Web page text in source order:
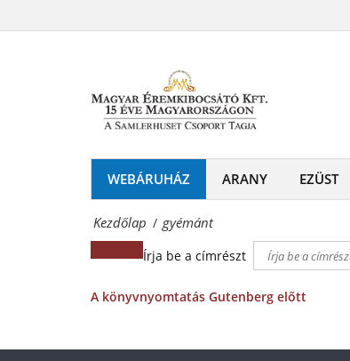
Éremkibocsátó
Kft.
Érmék
és
emlékérmek
hivatalos
forgalmazója!
WEBÁRUHÁZ ARANY EZÜST
Kezdőlap / gyémánt
Írja be a címrészt
A könyvnyomtatás Gutenberg előtt
forgalmazója!